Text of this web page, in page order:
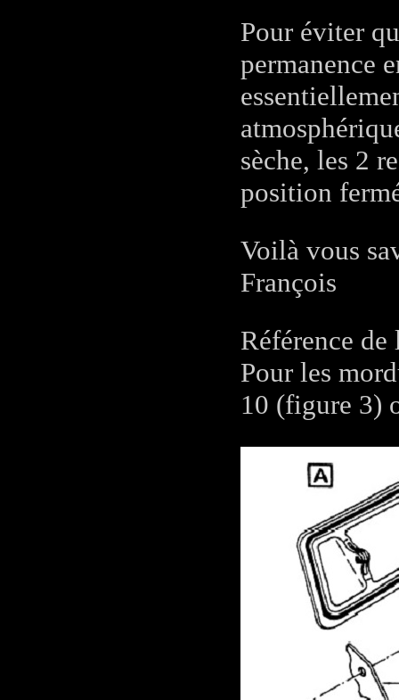
Pour éviter
permanence
sèche, les 2
position
Voilà vous
François
Référence
Pour les
10 (figure 3)